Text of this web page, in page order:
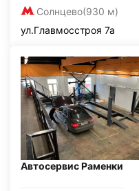
Солнцево(930 м)
ул.Главмосстроя 7а
Автосервис Раменки